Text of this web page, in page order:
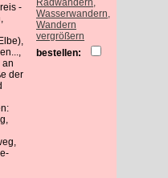
-
an
der
vergrößern
bestellen: